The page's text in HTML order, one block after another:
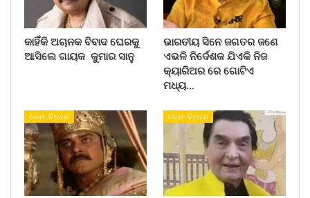
କାହିଁକି ଅଚାନକ ବିବାଦ ଘେରକୁ
ଆସିଲେ ଗାୟକ କୁମାର ସାନୁ
ଭାରତୀୟ ସିନେ ଜଗତର ଜଣେ
ଏଭଳି ନିର୍ଦେଶକ ଯିଏକି ନିଜ
କ୍ୟାରିଅର ରେ ଗୋଟିଏ
ମଧ୍ୟ…
ଦେଶ- ବିଦେଶ ଦେଶ- ବିଦେଶ